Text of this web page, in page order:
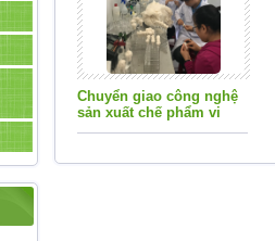
Chuyển giao công nghệ
sản xuất chế phẩm vi
sinh